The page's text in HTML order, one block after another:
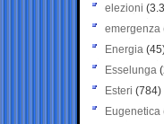
elezioni
emergenza
Energia
Esselunga
Esteri (784)
Eugenetica